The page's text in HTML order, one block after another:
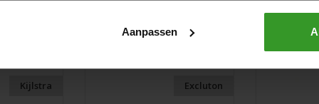
Aanpassen
Kijlstra Excluton